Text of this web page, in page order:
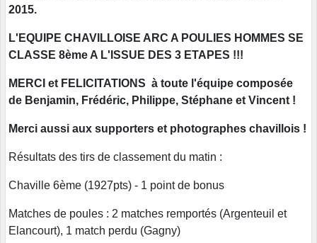
2015.
L'EQUIPE CHAVILLOISE ARC A POULIES HOMMES SE
CLASSE 8ème A L'ISSUE DES 3 ETAPES !!!
MERCI et FELICITATIONS à toute l'équipe composée
de Benjamin, Frédéric, Philippe, Stéphane et Vincent !
Merci aussi aux supporters et photographes chavillois !
Résultats des tirs de classement du matin :
Chaville 6ème (1927pts) - 1 point de bonus
Matches de poules : 2 matches remportés (Argenteuil et
Elancourt), 1 match perdu (Gagny)